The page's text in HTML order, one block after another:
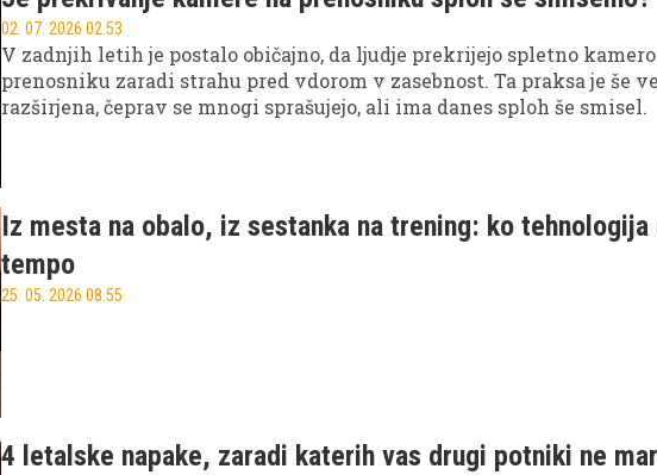
02. 07. 2026 02.53
V zadnjih letih je postalo običajno, da ljudje prekrijejo spletno
prenosniku zaradi strahu pred vdorom v zasebnost. Ta praksa je še
razširjena, čeprav se mnogi sprašujejo, ali ima danes sploh še smisel.
Iz mesta na obalo, iz sestanka na trening: ko tehnologija
tempo
25. 05. 2026 08.55
4 letalske napake, zaradi katerih vas drugi potniki ne